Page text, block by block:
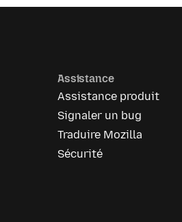
Assistance
Assistance produit
Signaler un bug
Traduire Mozilla
Sécurité